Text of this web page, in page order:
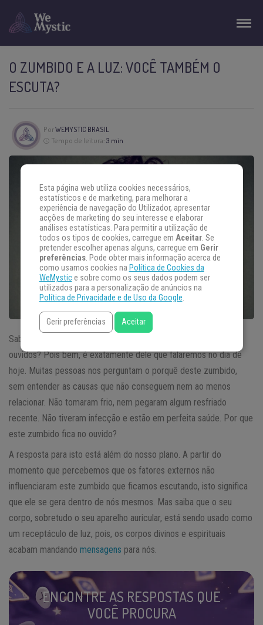
O ZUMBIDO E A LUZ: VOCÊ TAMBÉM O
ESCUTA?
PorWEMYSTIC BRASIL
Tempo de leitura: 3 min
Sabe aquele
ouvidos? Pois bem, é exatamente dele que falaremos no dia de
hoje. Muitas pessoas nos perguntam o porquê deste zumbido,
sem entender as causas que não conseguem nem ao menos
relacionar. Não tomaram frio, nem pegaram algum resfriado
recente. Não tiveram infecção e estão em perfeita saúde. Por que
este zumbido fica no ouvido?
A resposta para isto está além do nosso plano. A partir do
momento que percebemos que os fatores externos não
influenciaram este zumbido que ficamos escutando, isto significa
que ele se gera dentro de nós mesmos. Mas saiba que o seu
corpo, sobretudo o seu aparelho auricular, está sendo usado como
um receptáculo de luz, pois, os corpos divinos e espirituais
acabam mandando mensagens para nós.
ENCONTRE AS RESPOSTAS QUE
VOCÊ PROCURA
Esta página web utiliza cookies necessários,
estatísticos e de marketing, para melhorar a
experiência de navegação do Utilizador, apresentar
acções de marketing do seu interesse e elaborar
análises estatísticas. Para permitir a utilização de
todos os tipos de cookies, carregue em Aceitar. Se
pretender escolher apenas alguns, carregue em Gerir
preferências. Pode obter mais informação acerca de
como usamos cookies na Política de Cookies da
WeMystice sobre como os seus dados podem ser
utilizados para a personalização de anúncios na
Política de Privacidade e de Uso da Google.
Gerir preferências Aceitar